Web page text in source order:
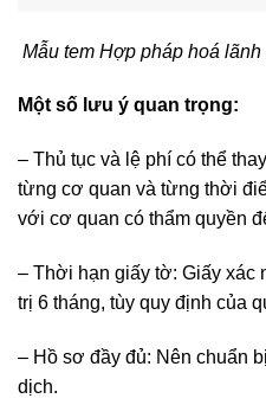
Mẫu tem Hợp pháp hoá
Một số lưu ý quan trọng:
– Thủ tục và lệ phí có thể
từng cơ quan và từng thời
với cơ quan có thẩm quyền
– Thời hạn giấy tờ: Giấy xác
trị 6 tháng, tùy quy định của
– Hồ sơ đầy đủ: Nên chuẩn
dịch.